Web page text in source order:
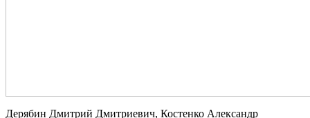
Дерябин Дмитрий Дмитриевич, Костенко Александр